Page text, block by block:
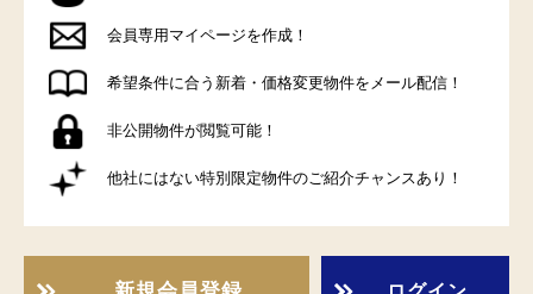
会員専用マイページを作成！
希望条件に合う新着・価格変更物件をメール配信！
非公開物件が閲覧可能！
他社にはない特別限定物件のご紹介チャンスあり！